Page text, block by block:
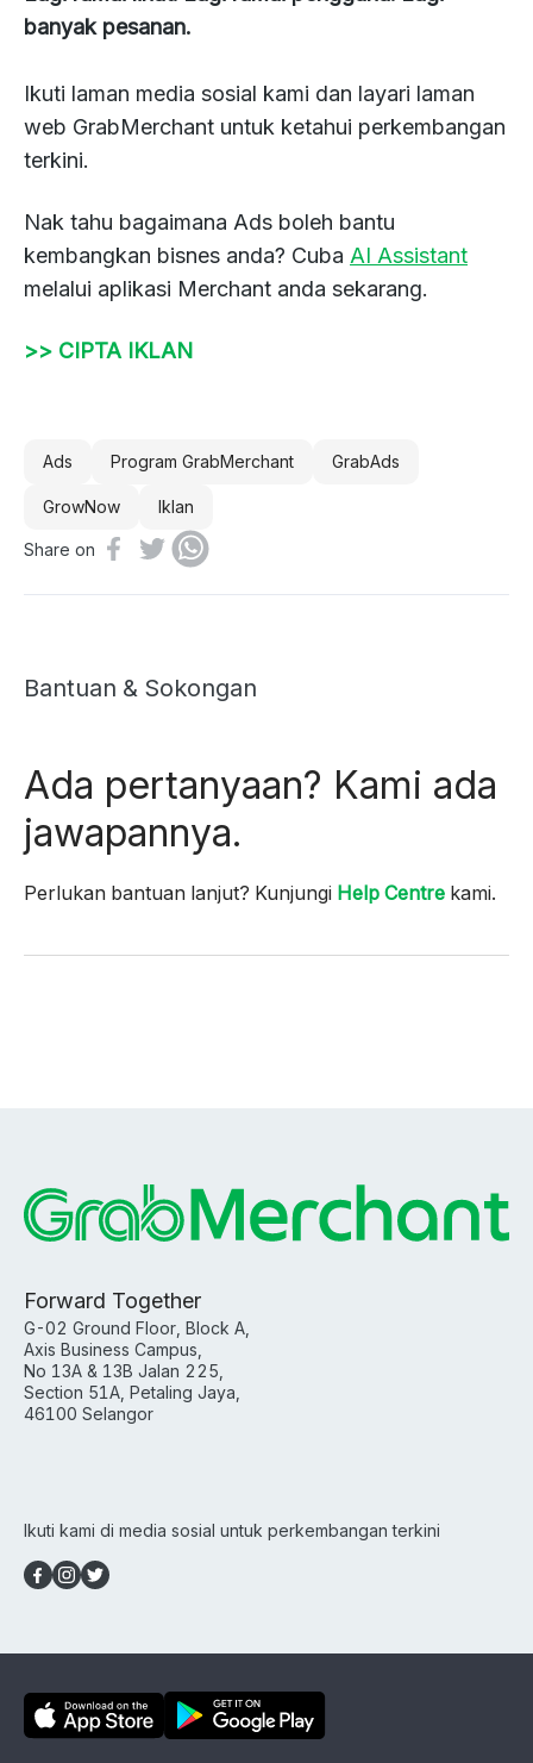
banyak pesanan.
Ikuti laman media sosial kami dan layari laman
web GrabMerchant untuk ketahui perkembangan
terkini.
Nak tahu bagaimana Ads boleh bantu
kembangkan bisnes anda? Cuba AI Assistant
melalui aplikasi Merchant anda sekarang.
>> CIPTA IKLAN
Ads Program GrabMerchant GrabAds
GrowNow Iklan
Share on
this
Tambah
Keuntungan?
Ads
Pasti
Tolong
bantu
kedai
mudah
ditemui
pengguna
Daripada
hanya
visibiliti,
Bantuan & Sokongan
Ada pertanyaan? Kami ada
jawapannya.
Perlukan bantuan lanjut? Kunjungi Help Centre kami.
Forward Together
G-02 Ground Floor, Block A,
Axis Business Campus,
No 13A & 13B Jalan 225,
Section 51A, Petaling Jaya,
46100 Selangor
Ikuti kami di media sosial untuk perkembangan terkini